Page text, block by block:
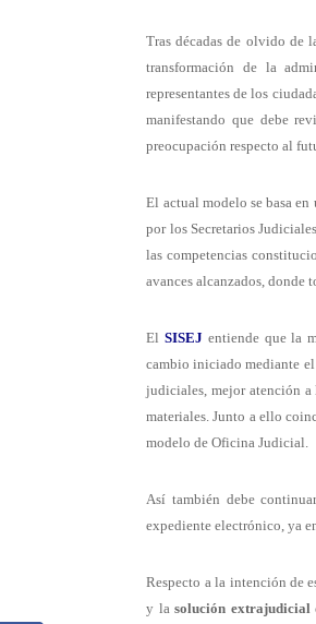
Tras décadas de olvido de
transformación de la
representantes de los
manifestando que debe
preocupación respecto al
El actual modelo se basa
por los Secretarios
las competencias
avances alcanzados, donde
ElSISEJ entiende que la
cambio iniciado mediante
judiciales, mejor atención a
materiales. Junto a ello
modelo de Oficina Judicial.
Así también debe
expediente electrónico, ya
Respecto a la intención de
y lasolución extrajudicial